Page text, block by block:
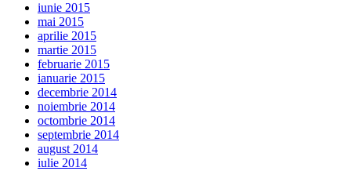
iunie 2015
mai 2015
aprilie 2015
martie 2015
februarie 2015
ianuarie 2015
decembrie 2014
noiembrie 2014
octombrie 2014
septembrie 2014
august 2014
iulie 2014